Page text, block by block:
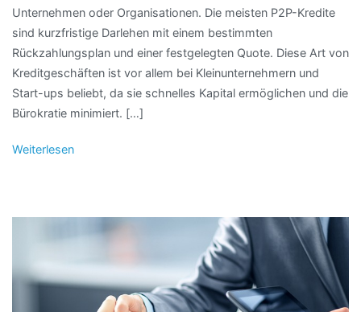
Unternehmen oder Organisationen. Die meisten P2P-Kredite
sind kurzfristige Darlehen mit einem bestimmten
Rückzahlungsplan und einer festgelegten Quote. Diese Art von
Kreditgeschäften ist vor allem bei Kleinunternehmern und
Start-ups beliebt, da sie schnelles Kapital ermöglichen und die
Bürokratie minimiert. […]
Weiterlesen